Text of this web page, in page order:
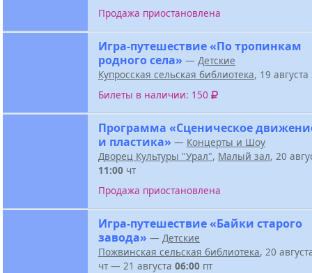
Продажа приостановлена
Игра-путешествие «По тропинкам
родного села» — Детские
Купросская сельская библиотека, 19
Билеты в наличии: 150
Программа «Сценическое
и пластика» — Концерты и Шоу
Дворец Культуры "Урал", Малый зал, 20
11:00 чт
Продажа приостановлена
Игра-путешествие «Байки старого
завода» — Детские
Пожвинская сельская библиотека, 20
чт — 21 августа 06:00 пт